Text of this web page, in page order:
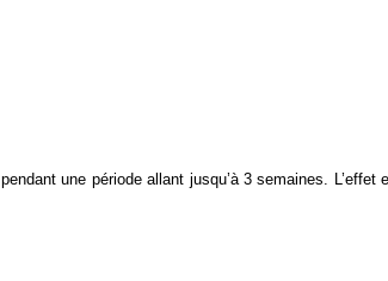
pendant une période allant jusqu’à 3 semaines.